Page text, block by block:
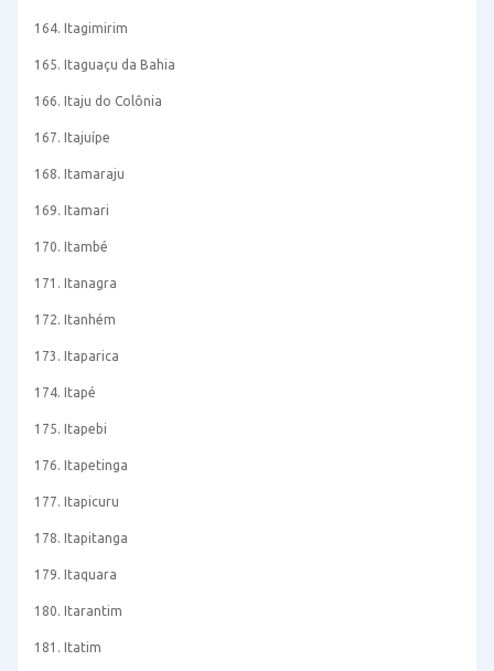
164. Itagimirim
165. Itaguaçu da Bahia
166. Itaju do Colônia
167. Itajuípe
168. Itamaraju
169. Itamari
170. Itambé
171. Itanagra
172. Itanhém
173. Itaparica
174. Itapé
175. Itapebi
176. Itapetinga
177. Itapicuru
178. Itapitanga
179. Itaquara
180. Itarantim
181. Itatim